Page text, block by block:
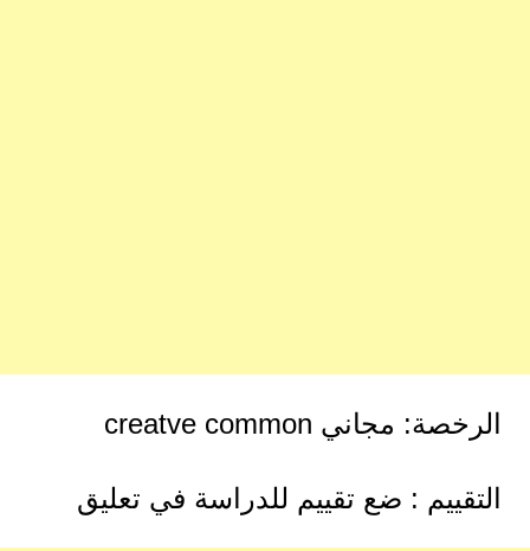
الرخصة: مجاني creatve common
التقييم : ضع تقييم للدراسة في تعليق